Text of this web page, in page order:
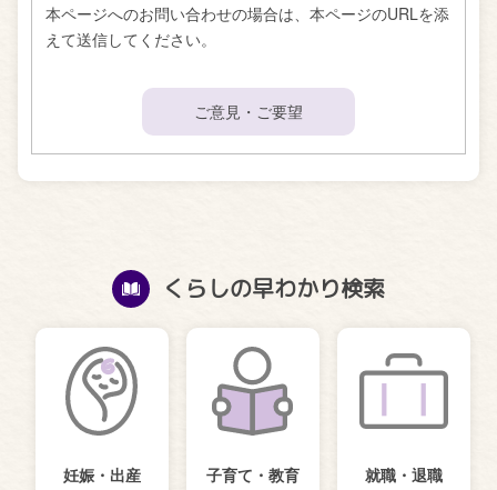
本ページへのお問い合わせの場合は、本ページのURLを添
えて送信してください。
ご意見・ご要望
くらしの早わかり検索
妊娠・出産 子育て・教育 就職・退職